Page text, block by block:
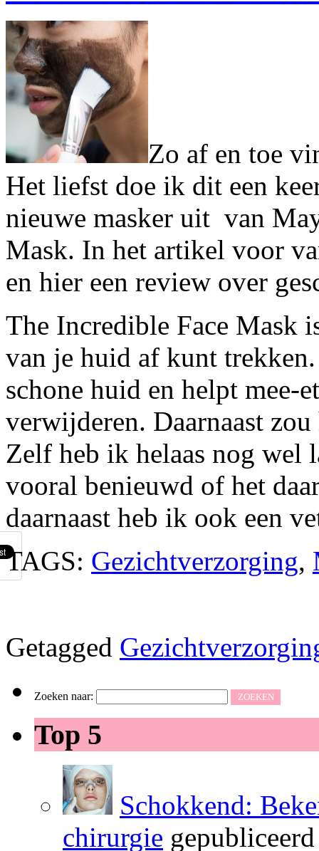
Zo af en toe
Het liefst doe ik dit een
nieuwe masker uit van
Mask. In het artikel voor
en hier een review over
The Incredible Face Mask
van je huid af kunt
schone huid en helpt mee-
verwijderen. Daarnaast
Zelf heb ik helaas nog wel
vooral benieuwd of het
daarnaast heb ik ook een
TAGS: Gezichtverzorging,
Getagged
Zoeken naar:
Top 5
Schokkend:
chirurgie